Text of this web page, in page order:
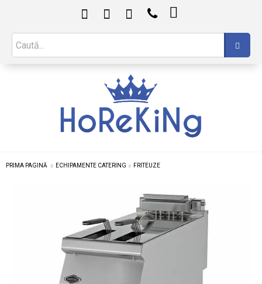

PRIMA PAGINĂ ECHIPAMENTE CATERING FRITEUZE